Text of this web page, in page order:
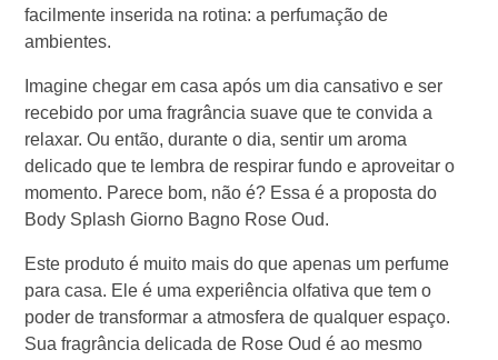
facilmente inserida na rotina: a perfumação de
ambientes.
Imagine chegar em casa após um dia cansativo e ser
recebido por uma fragrância suave que te convida a
relaxar. Ou então, durante o dia, sentir um aroma
delicado que te lembra de respirar fundo e aproveitar o
momento. Parece bom, não é? Essa é a proposta do
Body Splash Giorno Bagno Rose Oud.
Este produto é muito mais do que apenas um perfume
para casa. Ele é uma experiência olfativa que tem o
poder de transformar a atmosfera de qualquer espaço.
Sua fragrância delicada de Rose Oud é ao mesmo